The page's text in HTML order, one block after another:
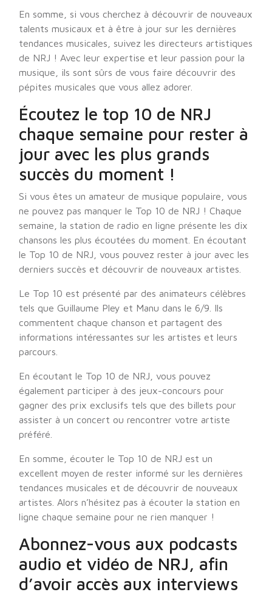
En somme, si vous cherchez à découvrir de nouveaux
talents musicaux et à être à jour sur les dernières
tendances musicales, suivez les directeurs artistiques
de NRJ ! Avec leur expertise et leur passion pour la
musique, ils sont sûrs de vous faire découvrir des
pépites musicales que vous allez adorer.
Écoutez le top 10 de NRJ
chaque semaine pour rester à
jour avec les plus grands
succès du moment !
Si vous êtes un amateur de musique populaire, vous
ne pouvez pas manquer le Top 10 de NRJ ! Chaque
semaine, la station de radio en ligne présente les dix
chansons les plus écoutées du moment. En écoutant
le Top 10 de NRJ, vous pouvez rester à jour avec les
derniers succès et découvrir de nouveaux artistes.
Le Top 10 est présenté par des animateurs célèbres
tels que Guillaume Pley et Manu dans le 6/9. Ils
commentent chaque chanson et partagent des
informations intéressantes sur les artistes et leurs
parcours.
En écoutant le Top 10 de NRJ, vous pouvez
également participer à des jeux-concours pour
gagner des prix exclusifs tels que des billets pour
assister à un concert ou rencontrer votre artiste
préféré.
En somme, écouter le Top 10 de NRJ est un
excellent moyen de rester informé sur les dernières
tendances musicales et de découvrir de nouveaux
artistes. Alors n’hésitez pas à écouter la station en
ligne chaque semaine pour ne rien manquer !
Abonnez-vous aux podcasts
audio et vidéo de NRJ, afin
d’avoir accès aux interviews